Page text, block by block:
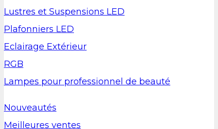
Lustres et Suspensions LED
Plafonniers LED
Eclairage Extérieur
RGB
Lampes pour professionnel de beauté
Nouveautés
Meilleures ventes